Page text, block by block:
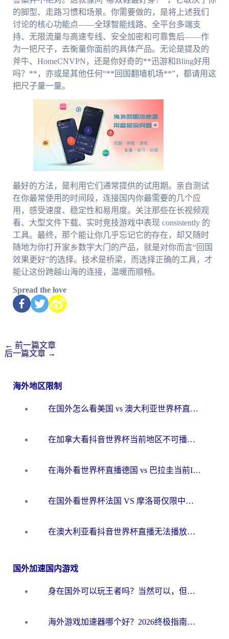
的脚型、走路习惯和场景。你需要做的，是将上述我们
讨论的核心功能点——全球智能线路、全平台多端支
持、无限流量与高速专线、安全加密和可靠售后——作
为一把尺子，去衡量你面前的具体产品。无论是提及的
斧牛、HomeCNVPN，还是你好奇的**迅游和Bling好用
吗？**，亦或是其他任何“**回国翻墙机场**”，都请用这
把尺子量一量。
最好的方法，是利用它们通常提供的试用期。亲自测试
在你最常使用的时间段，连接国内你最需要的几个应
用，感受速度、稳定性和易用度。关注那些在长视频观
看、大型文件下载、实时竞技游戏中表现 consistently 的
工具。最终，那个能让你几乎忘记它的存在，却又随时
随地为你打开家乡数字大门的产品，就是对你而言“回国
效果更好”的选择。技术是桥梁，而选择正确的工具，才
能让这份跨越山海的连接，温暖而顺畅。
Spread the love
← 前一篇文章
后一篇文章 →
海外地区限制
在国外怎么看美国 vs 澳大利亚世界杯直播？海外党必藏的中文解说观赛指南
在加拿大看抖音世界杯当前地区不可播放？海外党体育观赛终极指南
在海外看世界杯直播德国 vs 巴拉圭当前IP受限制？这篇指南帮你轻松解决地区限制
在国外看世界杯法国 VS 摩洛哥仅限中国大陆？别让地域限制拦下你的欢呼
在澳大利亚看抖音世界杯直播无法播放？海外党体育观赛终极指南来了！
国外加速国内游戏
身在国外可以玩王者吗？当然可以，但你需要这份“加速”指南
海外游戏加速器哪个好？2026终极指南帮你畅玩国服+解决卡顿难题